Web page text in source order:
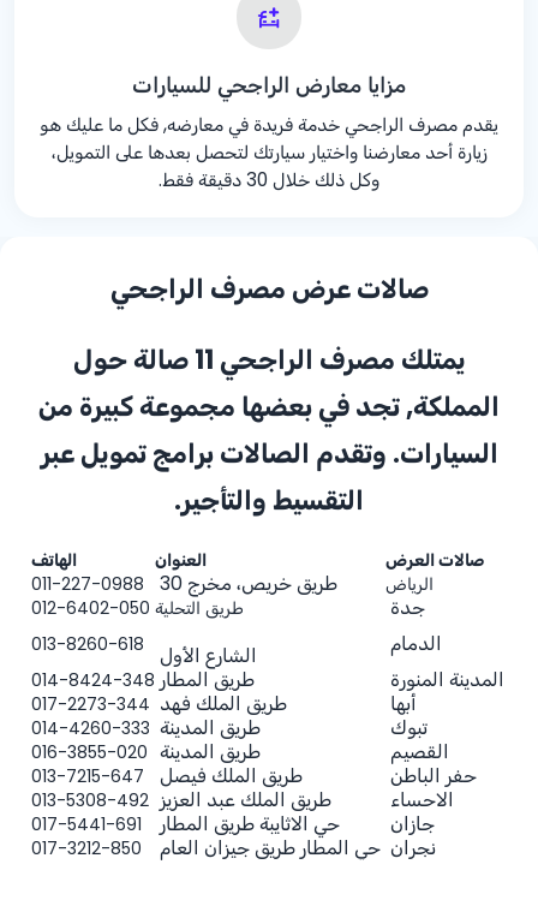
مزايا معارض الراجحي للسيارات
يقدم مصرف الراجحي خدمة فريدة في معارضه, فكل ما عليك هو
زيارة أحد معارضنا واختيار سيارتك لتحصل بعدها على التمويل،
وكل ذلك خلال 30 دقيقة فقط.
صالات عرض مصرف الراجحي
يمتلك مصرف الراجحي 11 صالة حول
المملكة, تجد في بعضها مجموعة كبيرة من
السيارات. وتقدم الصالات برامج تمويل عبر
التقسيط والتأجير.
صالات العرض العنوان
الهاتف
الرياض
طريق خريص، مخرج 30 011-227-0988
جدة طريق التحلية 012-6402-050
الدمام الشارع الأول 013-8260-618
المدينة المنورة طريق المطار 014-8424-348
أبها طريق الملك فهد 017-2273-344
تبوك طريق المدينة 014-4260-333
القصيم طريق المدينة 016-3855-020
حفر الباطن طريق الملك فيصل 013-7215-647
الاحساء طريق الملك عبد العزيز 013-5308-492
جازان حي الاثايبة طريق المطار 017-5441-691
نجران حي المطار طريق جيزان العام 017-3212-850